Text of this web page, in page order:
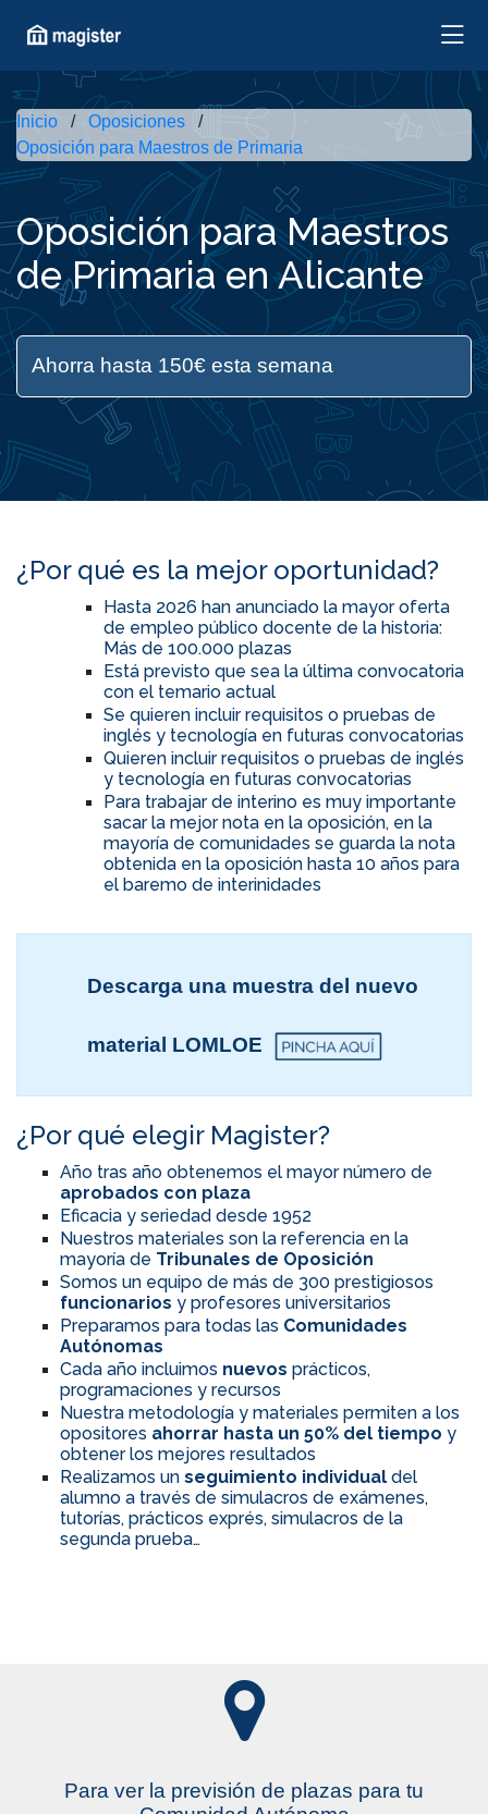
Inicio
Oposiciones
Oposición para Maestros de Primaria
Oposición para Maestros
de Primaria en Alicante
Ahorra hasta 150€ esta semana
¿Por qué es la mejor oportunidad?
Hasta 2026 han anunciado la mayor oferta
de empleo público docente de la historia:
Más de 100.000 plazas
Está previsto que sea la última convocatoria
con el temario actual
Se quieren incluir requisitos o pruebas de
inglés y tecnología en futuras convocatorias
Quieren incluir requisitos o pruebas de inglés
y tecnología en futuras convocatorias
Para trabajar de interino es muy importante
sacar la mejor nota en la oposición, en la
mayoría de comunidades se guarda la nota
obtenida en la oposición hasta 10 años para
el baremo de interinidades
Descarga una muestra del nuevo
material LOMLOE
¿Por qué elegir Magister?
Año tras año obtenemos el mayor número de
aprobados con plaza
Eficacia y seriedad desde 1952
Nuestros materiales son la referencia en la
mayoría de Tribunales de Oposición
Somos un equipo de más de 300 prestigiosos
funcionarios y profesores universitarios
Preparamos para todas las Comunidades
Autónomas
Cada año incluimos nuevos prácticos,
programaciones y recursos
Nuestra metodología y materiales permiten a los
opositores ahorrar hasta un 50% del tiempo y
obtener los mejores resultados
Realizamos un seguimiento individual del
alumno a través de simulacros de exámenes,
tutorías, prácticos exprés, simulacros de la
segunda prueba…
Para ver la previsión de plazas para tu